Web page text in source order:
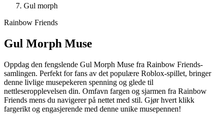
Gul morph
Rainbow Friends
Gul Morph Muse
Oppdag den fengslende Gul Morph Muse fra Rainbow Friends-
samlingen. Perfekt for fans av det populære Roblox-spillet, bringer
denne livlige musepekeren spenning og glede til
nettleseropplevelsen din. Omfavn fargen og sjarmen fra Rainbow
Friends mens du navigerer på nettet med stil. Gjør hvert klikk
fargerikt og engasjerende med denne unike musepennen!